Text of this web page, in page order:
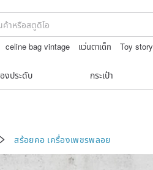
celine bag vintage แว่นตาเด็ก Toy story
งประดับ กระเป๋า
สร้อยคอ เครื่องเพชรพลอย